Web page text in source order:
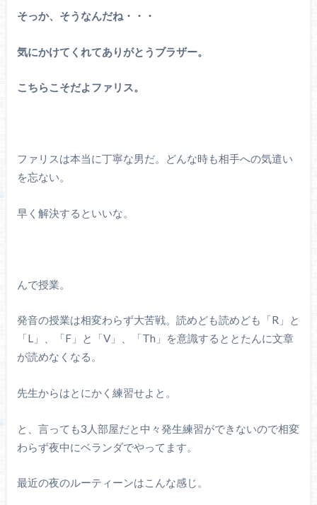
そっか、そうなんだね・・・
気にかけてくれてありがとうブラザー。
こちらこそだよファリス。
ファリスは本当に丁寧な男だ。どんな時も相手への気遣い
を忘ない。
早く解決するといいな。
んで授業。
発音の授業は相変わらず大苦戦。読めども読めども「R」と
「L」、「F」と「V」、「Th」を意識するととたんに文章
が読めなくなる。
先生からはとにかく練習せよと。
と、言っても3人部屋だと中々発生練習ができないので相変
わらず夜中にベランダでやってます。
最近の夜のルーティーンはこんな感じ。